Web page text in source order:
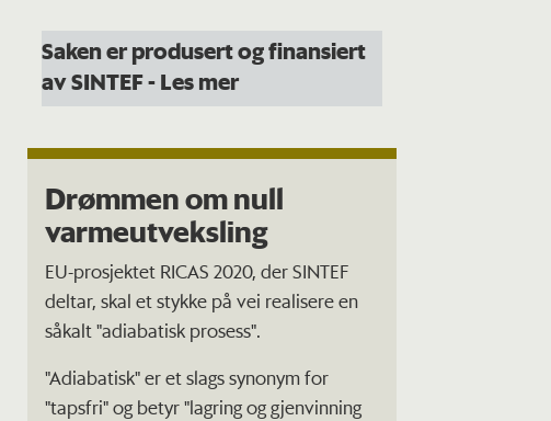
Saken er produsert og finansiert
av SINTEF- Les mer
Drømmen om null
varmeutveksling
EU-prosjektet RICAS 2020, der SINTEF
deltar, skal et stykke på vei realisere en
såkalt "adiabatisk prosess".
"Adiabatisk" er et slags synonym for
"tapsfri" og betyr "lagring og gjenvinning